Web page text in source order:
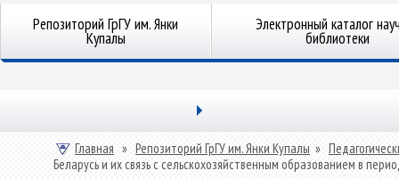
Репозиторий ГрГУ им. Янки
Купалы
Электронный каталог
библиотеки
Главная » Репозиторий ГрГУ им. Янки Купалы »
Беларусь и их связь с сельскохозяйственным образованием в